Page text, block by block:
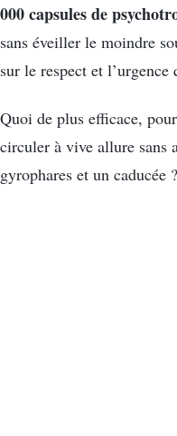
000 capsules de
sans éveiller le moindre
sur le respect et
Quoi de plus efficace,
circuler à vive allure sans
gyrophares et un caducée ?